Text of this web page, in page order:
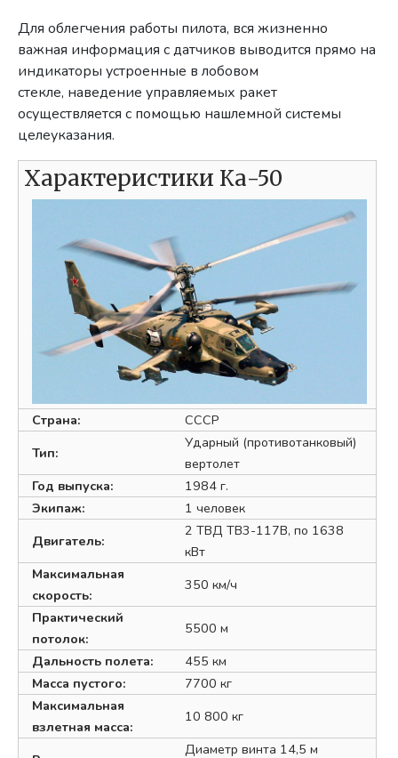
Для облегчения работы пилота, вся жизненно
важная информация с датчиков выводится прямо на
индикаторы устроенные в лобовом
стекле, наведение управляемых ракет
осуществляется с помощью нашлемной системы
целеуказания.
Характеристики Ка-50
Страна:
СССР
Тип:
Ударный (противотанковый)
вертолет
Год выпуска:
1984 г.
Экипаж:
1 человек
Двигатель:
2 ТВД ТВ3-117В, по 1638
кВт
Максимальная
скорость:
350 км/ч
Практический
потолок:
5500 м
Дальность полета:
455 км
Масса пустого:
7700 кг
Максимальная
взлетная масса:
10 800 кг
Диаметр винта 14,5 м